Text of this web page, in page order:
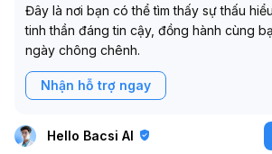
Đây là nơi bạn có thể tìm thấy sự thấu
tinh thần đáng tin cậy, đồng hành cùng
ngày chông chênh.
Nhận hỗ trợ ngay
Hello Bacsi AI